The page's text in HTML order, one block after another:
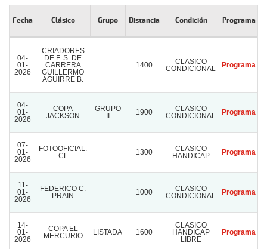
Fecha Clásico Grupo Distancia Condición Programa
04-
01-
2026
CRIADORES
DE F. S. DE
CARRERA
GUILLERMO
AGUIRRE B.
1400
CLASICO
CONDICIONAL
Programa
04-
01-
2026
COPA
JACKSON
GRUPO
II
1900
CLASICO
CONDICIONAL
Programa
07-
01-
2026
FOTOOFICIAL.
CL
1300
CLASICO
HANDICAP
Programa
11-
01-
2026
FEDERICO C.
PRAIN
1000
CLASICO
CONDICIONAL
Programa
14-
01-
2026
COPA EL
MERCURIO
LISTADA 1600
CLASICO
HANDICAP
LIBRE
Programa